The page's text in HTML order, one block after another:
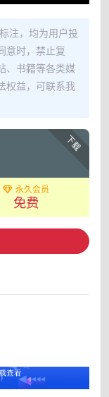
注，均为用户投
意时，禁止复
、书籍等各类媒
权益，可联系我
下载
永久会员
免费